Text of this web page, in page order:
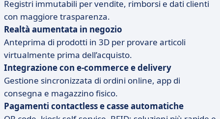
Registri immutabili per vendite, rimborsi e dati clienti
con maggiore trasparenza.
Realtà aumentata in negozio
Anteprima di prodotti in 3D per provare articoli
virtualmente prima dell’acquisto.
Integrazione con e-commerce e delivery
Gestione sincronizzata di ordini online, app di
consegna e magazzino fisico.
Pagamenti contactless e casse automatiche